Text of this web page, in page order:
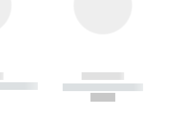
--------
------------
----------- -----------